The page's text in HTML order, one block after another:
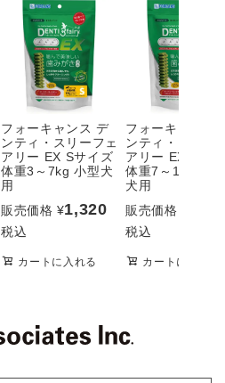
フォーキャンス デ
ンティ・スリーフェ
アリー EX Sサイズ
体重3～7kg 小型犬
用
販売価格 ¥1,320
税込
カートに入れる
フォーキャンス
ンティ・スリー
アリー EX Mサ
体重7～11kg 中
犬用
販売価格
税込
カートに入れる